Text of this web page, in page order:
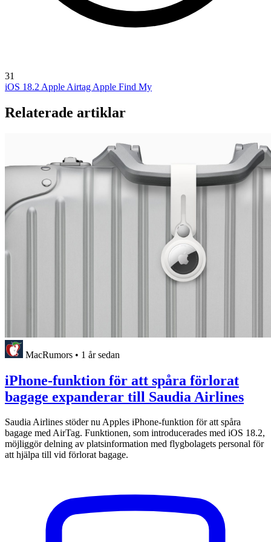
31
iOS 18.2 Apple Airtag Apple Find My
Relaterade artiklar
MacRumors • 1 år sedan
iPhone-funktion för att spåra förlorat
bagage expanderar till Saudia Airlines
Saudia Airlines stöder nu Apples iPhone-funktion för att spåra
bagage med AirTag. Funktionen, som introducerades med iOS 18.2,
möjliggör delning av platsinformation med flygbolagets personal för
att hjälpa till vid förlorat bagage.